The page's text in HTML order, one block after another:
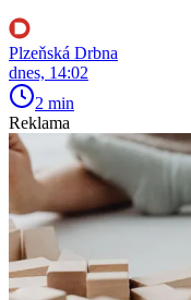
Plzeňská Drbna
dnes, 14:02
2 min
Reklama